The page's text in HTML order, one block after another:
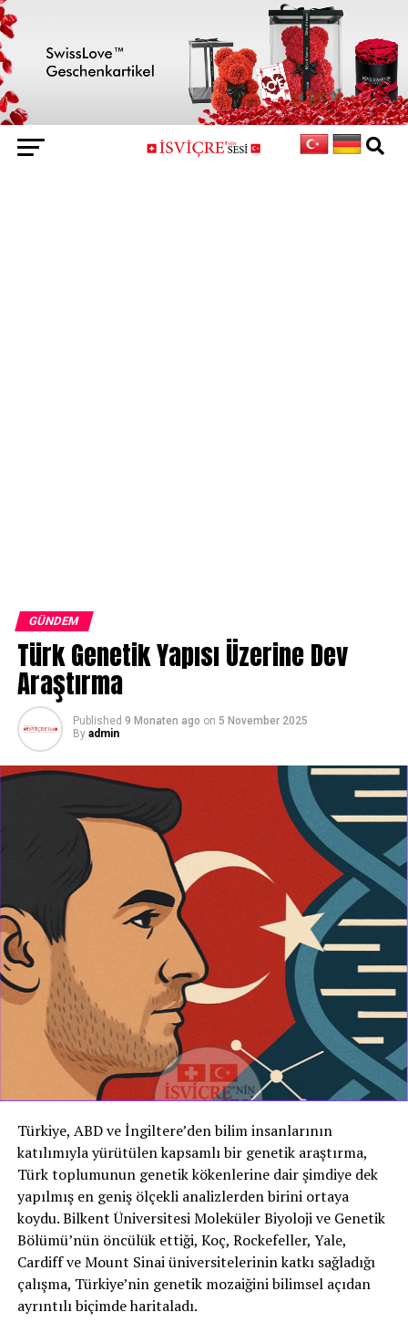
GÜNDEM
Türk Genetik Yapısı Üzerine Dev
Araştırma
Published 9 Monaten ago on 5 November 2025
By admin
Türkiye, ABD ve İngiltere’den bilim insanlarının
katılımıyla yürütülen kapsamlı bir genetik araştırma,
Türk toplumunun genetik kökenlerine dair şimdiye dek
yapılmış en geniş ölçekli analizlerden birini ortaya
koydu. Bilkent Üniversitesi Moleküler Biyoloji ve Genetik
Bölümü’nün öncülük ettiği, Koç, Rockefeller, Yale,
Cardiff ve Mount Sinai üniversitelerinin katkı sağladığı
çalışma, Türkiye’nin genetik mozaiğini bilimsel açıdan
ayrıntılı biçimde haritaladı.